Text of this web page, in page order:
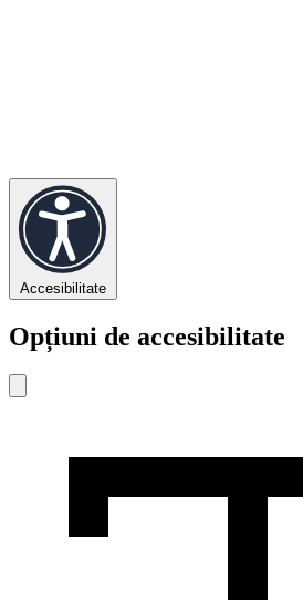
Accesibilitate
Opțiuni de accesibilitate